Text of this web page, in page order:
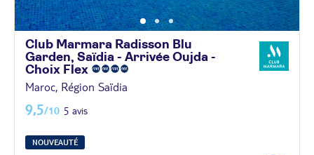
Club Marmara Radisson Blu
Garden, Saïdia - Arrivée Oujda -
Choix Flex
Maroc, Région Saïdia
9,5/10 5 avis
NOUVEAUTÉ